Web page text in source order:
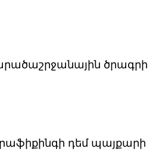
ծրագրի
դեմ պայքարի